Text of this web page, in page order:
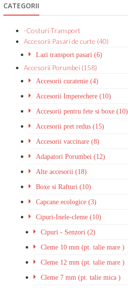
CATEGORII
-Costuri Transport
Accesorii Pasari de curte (40)
Lazi transport pasari (6)
Accesorii Porumbei (158)
Accesorii curatenie (4)
Accesorii Imperechere (10)
Accesorii pentru fete si boxe (10)
Accesorii pret redus (15)
Accesorii vaccinare (8)
Adapatori Porumbei (12)
Alte accesorii (18)
Boxe si Rafturi (10)
Capcane ecologice (3)
Cipuri-Inele-cleme (10)
Cipuri - Senzori (2)
Cleme 10 mm (pt. talie mare )
Cleme 12 mm (pt. talie mare )
Cleme 7 mm (pt. talie mica )